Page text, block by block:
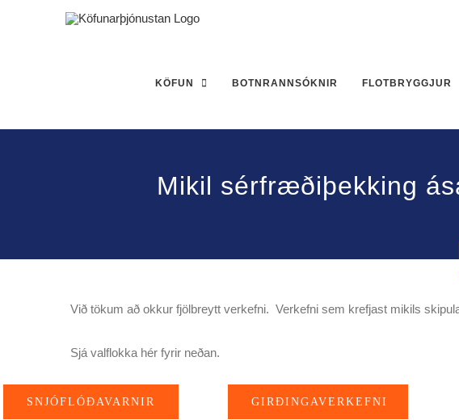
KÖFUN BOTNRANNSÓKNIR FLOTBRYGGJUR
Mikil sérfræðiþekking
Við tökum að okkur fjölbreytt verkefni. Verkefni sem krefjast mikils
Sjá valflokka hér fyrir neðan.
SNJÓFLÓÐAVARNIR GIRÐINGAVERKEFNI